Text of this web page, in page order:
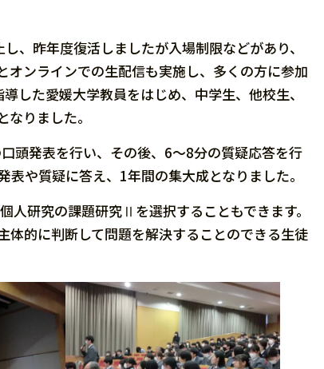
、昨年度復活しましたが入場制限などがあり、
ンラインでの生配信も実施し、多くの方に参加
した愛媛大学教員をはじめ、中学生、他校生、
りました。
頭発表を行い、その後、6～8分の質疑応答を行
や質疑に答え、1年間の集大成となりました。
研究の課題研究Ⅱを選択することもできます。
的に判断して問題を解決することのできる生徒